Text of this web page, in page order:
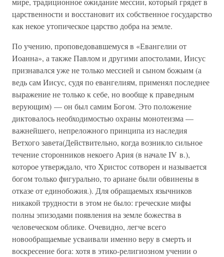
царственности и восстановит их собственное государство
как некое утопическое царство добра на земле.
По учению, проповедовавшемуся в «Евангелии от
Иоанна», а также Павлом и другими апостолами, Иисус
признавался уже не только мессией и сыном божьим (а
ведь сам Иисус, судя по евангелиям, применял последнее
выражение не только к себе, но вообще к праведным
верующим) — он был самим Богом. Это положение
диктовалось необходимостью охраны монотеизма —
важнейшего, непреложного принципа из наследия
Ветхого завета(Действительно, когда возникло сильное
течение сторонников некоего Ария (в начале IV в.),
которое утверждало, что Христос сотворен и называется
богом только фигурально, то ариане были обвинены в
отказе от единобожия.). Для обращаемых язычников
никакой трудности в этом не было: греческие мифы
полны эпизодами появления на земле божества в
человеческом облике. Очевидно, легче всего
новообращаемые усваивали именно веру в смерть и
воскресение бога: хотя в этико-религиозном учении о